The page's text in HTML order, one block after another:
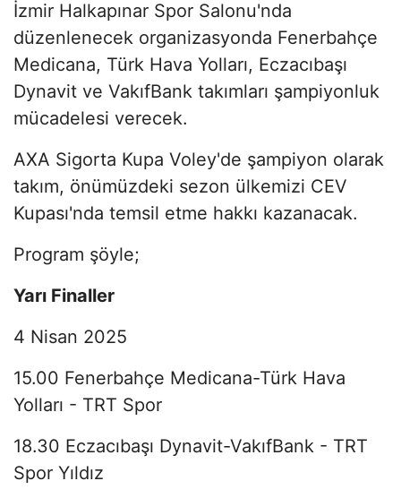
İzmir Halkapınar Spor Salonu'nda
düzenlenecek organizasyonda Fenerbahçe
Medicana, Türk Hava Yolları, Eczacıbaşı
Dynavit ve VakıfBank takımları şampiyonluk
mücadelesi verecek.
AXA Sigorta Kupa Voley'de şampiyon olarak
takım, önümüzdeki sezon ülkemizi CEV
Kupası'nda temsil etme hakkı kazanacak.
Program şöyle;
Yarı Finaller
4 Nisan 2025
15.00 Fenerbahçe Medicana-Türk Hava
Yolları - TRT Spor
18.30 Eczacıbaşı Dynavit-VakıfBank - TRT
Spor Yıldız